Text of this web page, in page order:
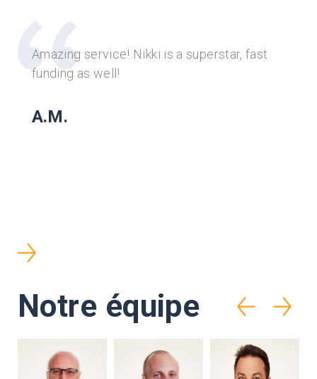
Amazing service! Nikki is a superstar, fast
funding as well!
A.M.
Notre équipe